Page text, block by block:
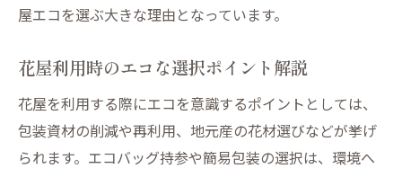
屋エコを選ぶ大きな理由となっています。
花屋利用時のエコな選択ポイント解説
花屋を利用する際にエコを意識するポイントとしては、
包装資材の削減や再利用、地元産の花材選びなどが挙げ
られます。エコバッグ持参や簡易包装の選択は、環境へ